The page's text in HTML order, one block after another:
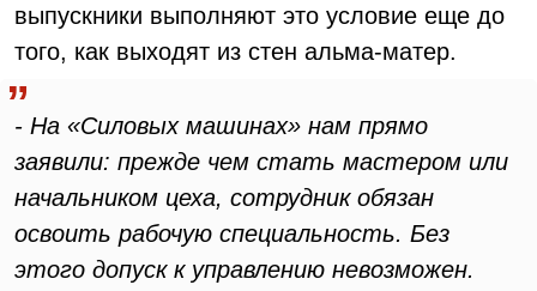
выпускники выполняют это условие еще до
того, как выходят из стен альма-матер.
- На «Силовых машинах» нам прямо
заявили: прежде чем стать мастером или
начальником цеха, сотрудник обязан
освоить рабочую специальность. Без
этого допуск к управлению невозможен.